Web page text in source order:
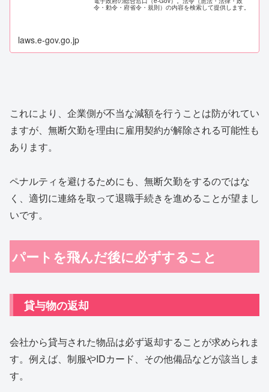
令・勅令・府省令・規則）の内容を検索して提供します。
laws.e-gov.go.jp
これにより、企業側が不当な減額を行うことは防がれてい
ますが、無断欠勤を理由に雇用契約が解除される可能性も
あります。
ペナルティを避けるためにも、無断欠勤をするのではな
く、適切に連絡を取って退職手続きを進めることが望まし
いです。
パートを飛んだ後に必ずすること
貸与物の返却
会社から貸与された物品は必ず返却することが求められま
す。例えば、制服やIDカード、その他備品などが該当しま
す。